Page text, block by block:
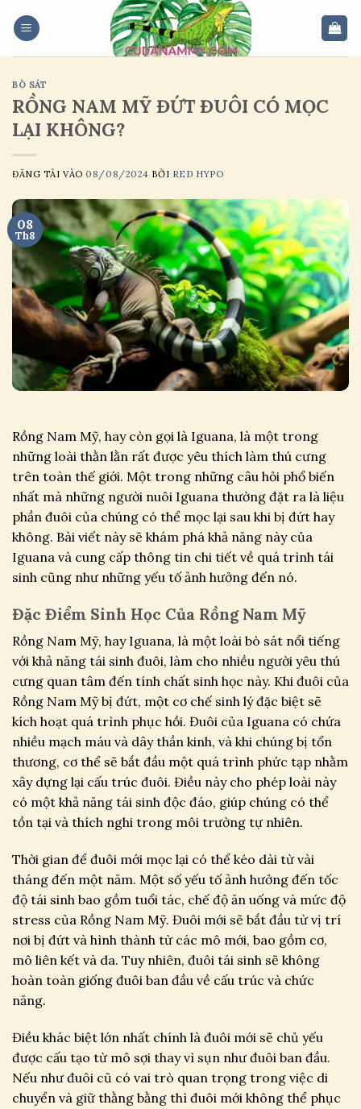
BÒ SÁT
RỒNG NAM MỸ ĐỨT ĐUÔI CÓ MỌC
LẠI KHÔNG?
ĐĂNG TẢI VÀO 08/08/2024 BỞI RED HYPO
08
Th8
Rồng Nam Mỹ, hay còn gọi là Iguana, là một trong
những loài thằn lằn rất được yêu thích làm thú cưng
trên toàn thế giới. Một trong những câu hỏi phổ biến
nhất mà những người nuôi Iguana thường đặt ra là liệu
phần đuôi của chúng có thể mọc lại sau khi bị đứt hay
không. Bài viết này sẽ khám phá khả năng này của
Iguana và cung cấp thông tin chi tiết về quá trình tái
sinh cũng như những yếu tố ảnh hưởng đến nó.
Đặc Điểm Sinh Học Của Rồng Nam Mỹ
Rồng Nam Mỹ, hay Iguana, là một loài bò sát nổi tiếng
với khả năng tái sinh đuôi, làm cho nhiều người yêu thú
cưng quan tâm đến tính chất sinh học này. Khi đuôi của
Rồng Nam Mỹ bị đứt, một cơ chế sinh lý đặc biệt sẽ
kích hoạt quá trình phục hồi. Đuôi của Iguana có chứa
nhiều mạch máu và dây thần kinh, và khi chúng bị tổn
thương, cơ thể sẽ bắt đầu một quá trình phức tạp nhằm
xây dựng lại cấu trúc đuôi. Điều này cho phép loài này
có một khả năng tái sinh độc đáo, giúp chúng có thể
tồn tại và thích nghi trong môi trường tự nhiên.
Thời gian để đuôi mới mọc lại có thể kéo dài từ vài
tháng đến một năm. Một số yếu tố ảnh hưởng đến tốc
độ tái sinh bao gồm tuổi tác, chế độ ăn uống và mức độ
stress của Rồng Nam Mỹ. Đuôi mới sẽ bắt đầu từ vị trí
nơi bị đứt và hình thành từ các mô mới, bao gồm cơ,
mô liên kết và da. Tuy nhiên, đuôi tái sinh sẽ không
hoàn toàn giống đuôi ban đầu về cấu trúc và chức
năng.
Điều khác biệt lớn nhất chính là đuôi mới sẽ chủ yếu
được cấu tạo từ mô sợi thay vì sụn như đuôi ban đầu.
Nếu như đuôi cũ có vai trò quan trọng trong việc di
chuyển và giữ thằng bằng thì đuôi mới không thể phục